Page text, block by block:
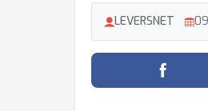
LEVERSNET